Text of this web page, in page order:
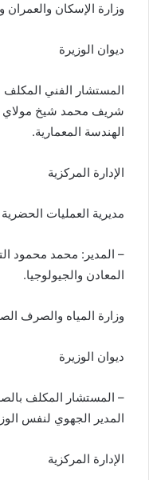
وزارة الإسكان والعمران
ديوان الوزيرة
المستشار الفني المكلف
شريف محمد شيخ مولاي
الهندسة المعمارية.
الإدارة المركزية
مديرية العمليات الحضرية
– المدير: محمد محمود
المعادن والجيولوجيا.
وزارة المياه والصرف
ديوان الوزيرة
– المستشار المكلف
المدير الجهوي لنفس
الإدارة المركزية